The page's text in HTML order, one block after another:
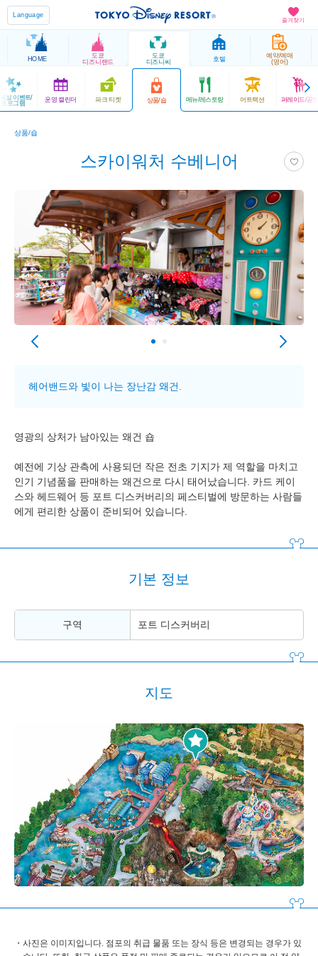
즐겨찾기
Language
HOME
도쿄
디즈니랜드
도쿄
디즈니씨
호텔
예약/예매
(영어)
셜 이벤트/
프로그램 운영 캘린더 파크 티켓 상품/숍 메뉴/레스토랑 어트랙션 퍼레이드/공연
상품/숍
스카이워처 수베니어
헤어밴드와 빛이 나는 장난감 왜건.
영광의 상처가 남아있는 왜건 숍
예전에 기상 관측에 사용되던 작은 전초 기지가 제 역할을 마치고
인기 기념품을 판매하는 왜건으로 다시 태어났습니다. 카드 케이
스와 헤드웨어 등 포트 디스커버리의 페스티벌에 방문하는 사람들
에게 편리한 상품이 준비되어 있습니다.
기본 정보
구역 포트 디스커버리
지도
사진은 이미지입니다. 점포의 취급 물품 또는 장식 등은 변경되는 경우가 있